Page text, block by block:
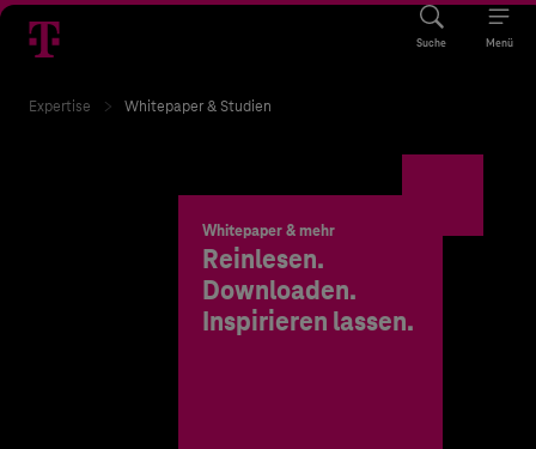
Suche Menü
Expertise Whitepaper & Studien
Whitepaper & mehr
Reinlesen.
Downloaden.
Inspirieren lassen.